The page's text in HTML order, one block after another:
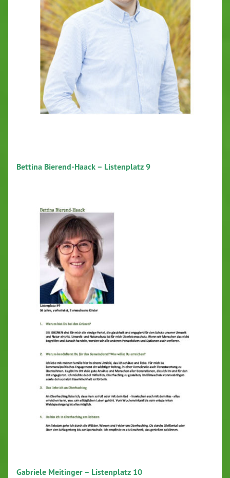
Bettina Bierend-Haack – Listenplatz 9
Gabriele Meitinger – Listenplatz 10